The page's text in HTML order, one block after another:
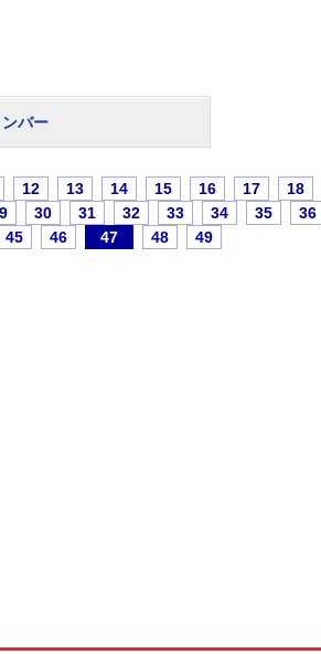
バー
12 13 14 15 16 17
18
30 31 32 33 34 35
36
45 46 47 48 49